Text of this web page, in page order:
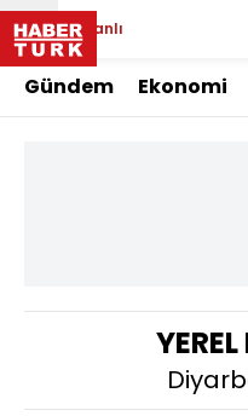
Canlı
Gündem Ekonomi